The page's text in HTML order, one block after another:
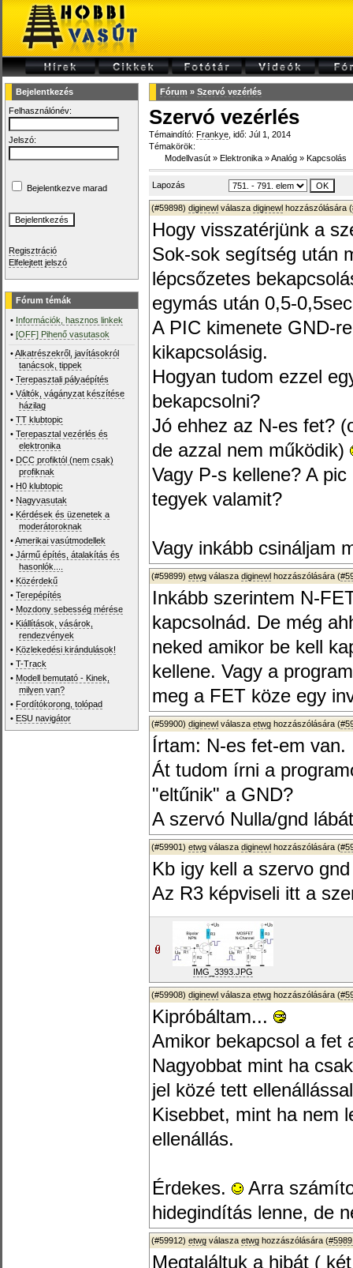
Bejelentkezés
Felhasználónév:
Jelszó:
Bejelentkezve marad
Regisztráció
Elfelejtett jelszó
Fórum témák
• Információk, hasznos linkek
•[OFF] Pihenő vasutasok
•Alkatrészekről, javításokról
tanácsok, tippek
•Terepasztali pályaépítés
•Váltók, vágányzat készítése
házilag
•TT klubtopic
•Terepasztal vezérlés és
elektronika
• DCC profiktól (nem csak)
profiknak
• H0 klubtopic
• Nagyvasutak
• Kérdések és üzenetek a
moderátoroknak
•Amerikai vasútmodellek
•Jármű építés, átalakítás és
hasonlók....
• Közérdekű
•Terepépítés
• Mozdony sebesség mérése
• Kiállítások, vásárok,
rendezvények
• Közlekedési kirándulások!
•T-Track
• Modell bemutató - Kinek,
milyen van?
• Fordítókorong, tolópad
• ESU navigátor
Fórum » Szervó vezérlés
Szervó vezérlés
Témaindító: Frankye , idő: Júl 1, 2014
Témakörök:
Modellvasút » Elektronika »Analóg » Kapcsolás
Lapozás
(#59898) diginewl válasza diginewl hozzászólására (
Hogy visszatérjünk a
Sok-sok segítség után
lépcsőzetes
egymás után 0,5-
A PIC kimenete GND-
kikapcsolásig.
Hogyan tudom ezzel
bekapcsolni?
Jó ehhez az N-es fet?
de azzal nem működik)
Vagy P-s kellene? A
tegyek valamit?
Vagy inkább csináljam
(#59899) etwg válasza diginewl hozzászólására (
Inkább szerintem N-
kapcsolnád. De még
neked amikor be kell
kellene. Vagy a
meg a FET köze egy
(#59900) diginewl válasza etwg hozzászólására (
Írtam: N-es fet-em van.
Át tudom írni a
"eltűnik" a GND?
A szervó Nulla/gnd
(#59901) etwg válasza diginewl hozzászólására (
Kb igy kell a szervo
Az R3 képviseli itt a
IMG_3393.JPG
(#59908) diginewl válasza etwg hozzászólására (
Kipróbáltam...
Amikor bekapcsol a fet
Nagyobbat mint ha
jel közé tett
Kisebbet, mint ha nem
ellenállás.
Érdekes.
Arra
hidegindítás lenne, de
(#59912) etwg válasza etwg hozzászólására (
Megtaláltuk a hibát (